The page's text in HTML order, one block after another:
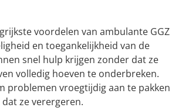
voordelen van ambulante GGZ
en toegankelijkheid van de
snel hulp krijgen zonder dat ze
volledig hoeven te onderbreken.
problemen vroegtijdig aan te pakken
ze verergeren.